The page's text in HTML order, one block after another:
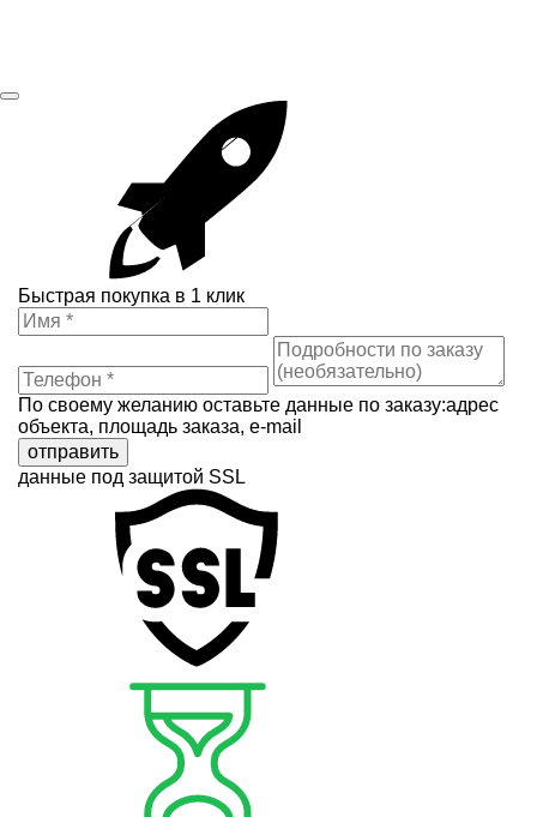
Быстрая покупка в 1 клик
По своему желанию оставьте данные по заказу:адрес
объекта, площадь заказа, e-mail
отправить
данные под защитой SSL